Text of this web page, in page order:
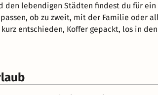
lebendigen Städten findest du für ein
ob zu zweit, mit der Familie oder
entschieden, Koffer gepackt, los in den